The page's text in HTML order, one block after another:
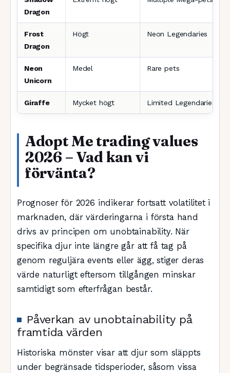
Dragon
Frost
Dragon
Högt Neon Legendaries
Neon
Unicorn
Medel Rare pets
Giraffe Mycket högt Limited Legendaries
Adopt Me trading values
2026 – Vad kan vi
förvänta?
Prognoser för 2026 indikerar fortsatt volatilitet i
marknaden, där värderingarna i första hand
drivs av principen om unobtainability. När
specifika djur inte längre går att få tag på
genom reguljära events eller ägg, stiger deras
värde naturligt eftersom tillgången minskar
samtidigt som efterfrågan består.
Påverkan av unobtainability på
framtida värden
Historiska mönster visar att djur som släppts
under begränsade tidsperioder, såsom vissa